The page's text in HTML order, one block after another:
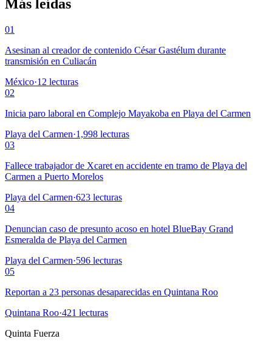
Más leídas
01
Asesinan al creador de contenido César Gastélum durante
transmisión en Culiacán
México·12 lecturas
02
Inicia paro laboral en Complejo Mayakoba en Playa del Carmen
Playa del Carmen·1,998 lecturas
03
Fallece trabajador de Xcaret en accidente en tramo de Playa del
Carmen a Puerto Morelos
Playa del Carmen·623 lecturas
04
Denuncian caso de presunto acoso en hotel BlueBay Grand
Esmeralda de Playa del Carmen
Playa del Carmen·596 lecturas
05
Reportan a 23 personas desaparecidas en Quintana Roo
Quintana Roo·421 lecturas
Quinta Fuerza